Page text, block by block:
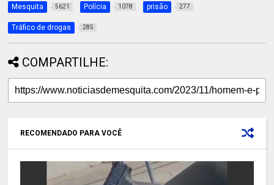
Mesquita 5621 Polícia 1078 prisão 277
Tráfico de drogas 285
COMPARTILHE:
RECOMENDADO PARA VOCÊ